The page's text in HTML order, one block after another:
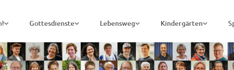
Gottesdienste Lebensweg Kindergärten